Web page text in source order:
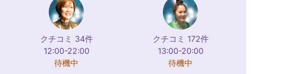
クチコミ 34件
12:00-22:00
待機中
クチコミ 172件
13:00-20:00
待機中